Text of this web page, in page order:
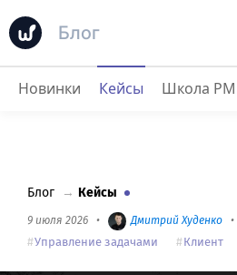
Блог
DOitWELL : "Мы активно тестируем project-системы, а с лучшими - партнеримся"
Новинки Кейсы Школа PM
Блог → Кейсы
9 июля 2026 • Дмитрий Худенко •
Управление задачами Клиент